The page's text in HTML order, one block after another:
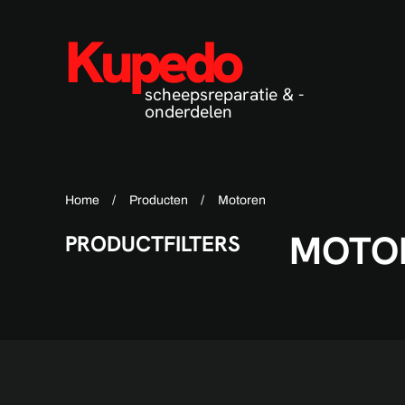
Terug naar hoofdinhoud
Kupedo
scheepsreparatie & -
onderdelen
Home Producten Motoren
PRODUCTFILTERS